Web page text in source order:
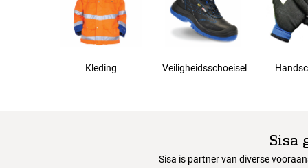
Kleding Veiligheidsschoeisel
Sisa
Sisa is partner van diverse